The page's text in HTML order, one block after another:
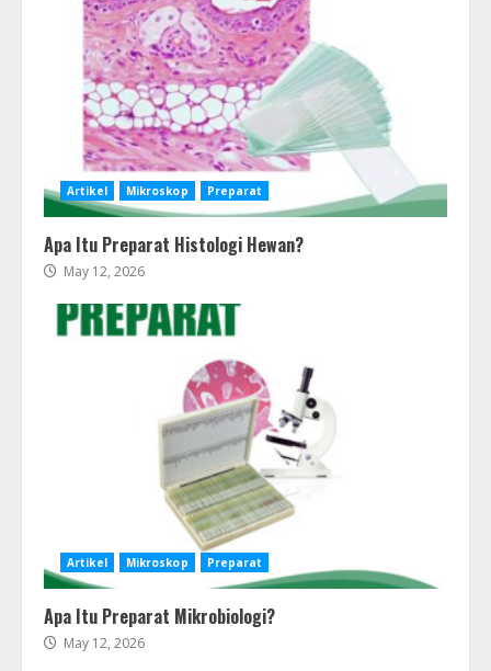
Artikel Mikroskop Preparat
Apa Itu Preparat Histologi Hewan?
May 12, 2026
Artikel Mikroskop Preparat
Apa Itu Preparat Mikrobiologi?
May 12, 2026